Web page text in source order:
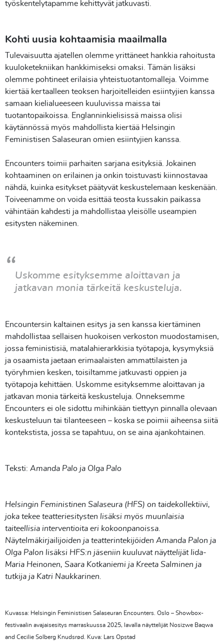
työskentelytapamme kehittyvät jatkuvasti.
Kohti uusia kohtaamisia maailmalla
Tulevaisuutta ajatellen olemme yrittäneet hankkia rahoitusta
kuuloketekniikan hankkimiseksi omaksi. Tämän lisäksi
olemme pohtineet erilaisia yhteistuotantomalleja. Voimme
kiertää kertaalleen teoksen harjoitelleiden esiintyjien kanssa
samaan kielialueeseen kuuluvissa maissa tai
tuotantopaikoissa. Englanninkielisissä maissa olisi
käytännössä myös mahdollista kiertää Helsingin
Feministisen Salaseuran omien esiintyjien kanssa.
Encounters toimii parhaiten sarjana esityksiä. Jokainen
kohtaaminen on erilainen ja onkin toistuvasti kiinnostavaa
nähdä, kuinka esitykset päätyvät keskustelemaan keskenään.
Toiveenamme on voida esittää teosta kussakin paikassa
vähintään kahdesti ja mahdollistaa yleisölle useampien
esitysten näkeminen.
Uskomme esityksemme aloittavan ja
jatkavan monia tärkeitä keskusteluja.
Encountersin kaltainen esitys ja sen kanssa kiertäminen
mahdollistaa sellaisen huokoisen verkoston muodostamisen,
jossa feministisiä, matalahierarkkisia työtapoja, kysymyksiä
ja osaamista jaetaan erimaalaisten ammattilaisten ja
työryhmien kesken, toisiltamme jatkuvasti oppien ja
työtapoja kehittäen. Uskomme esityksemme aloittavan ja
jatkavan monia tärkeitä keskusteluja. Onneksemme
Encounters ei ole sidottu mihinkään tiettyyn pinnalla olevaan
keskusteluun tai tilanteeseen – koska se poimii aiheensa siitä
kontekstista, jossa se tapahtuu, on se aina ajankohtainen.
Teksti: Amanda Palo ja Olga Palo
Helsingin Feministinen Salaseura (HFS) on taidekollektiivi,
joka tekee teatteriesitysten lisäksi myös muunlaisia
taiteellisia interventioita eri kokoonpanoissa.
Näytelmäkirjailijoiden ja teatterintekijöiden Amanda Palon ja
Olga Palon lisäksi HFS:n jäseniin kuuluvat näyttelijät Iida-
Maria Heinonen, Saara Kotkaniemi ja Kreeta Salminen ja
tutkija ja Katri Naukkarinen.
Kuvassa: Helsingin Feministisen Salaseuran Encounters. Oslo – Showbox-
festivaalin avajaisesitys marraskuussa 2025, lavalla näyttelijät Nosizwe Baqwa
and Cecilie Solberg Knudsrød. Kuva: Lars Opstad